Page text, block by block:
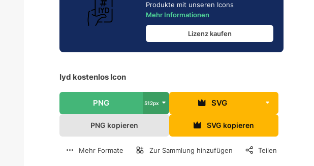
Produkte mit unseren Icons
Mehr Informationen
Lizenz kaufen
Iyd kostenlos Icon
PNG 512px SVG
PNG kopieren SVG kopieren
Mehr Formate Zur Sammlung hinzufügen Teilen